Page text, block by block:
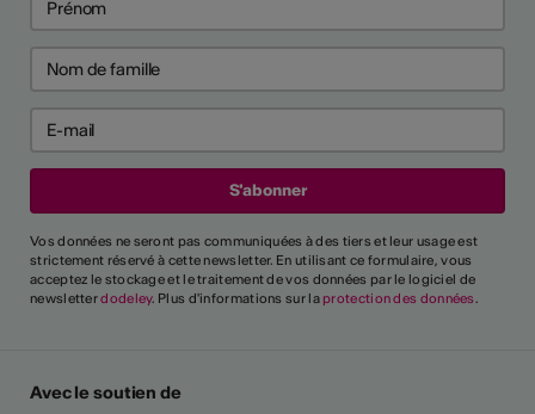
Vos données ne seront pas communiquées à des tiers et leur usage est
strictement réservé à cette newsletter. En utilisant ce formulaire, vous
acceptez le stockage et le traitement de vos données par le logiciel de
newsletterdodeley. Plus d'informations sur la protection des données.
Avec le soutien de